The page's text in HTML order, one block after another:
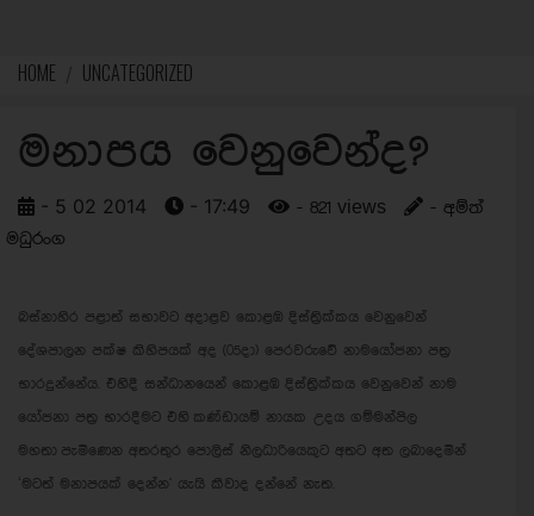
HOME UNCATEGORIZED
මනාපය වෙනුවෙන්ද?
- 5 02 2014 - 17:49 - 821 views
- අම්ත්
මධුරංග
බස්නාහිර පළාත් සභාවට අදාළව කොළඹ දිස්ත්‍රික්කය වෙනුවෙන්
දේශපාලන පක්ෂ කිහිපයක් අද (05දා) පෙරවරුවේ නාමයෝජනා පත්‍ර
භාරදුන්නේය. එහිදී සන්ධානයෙන් කොළඹ දිස්ත්‍රික්කය වෙනුවෙන් නාම
යෝජනා පත්‍ර භාරදීමට එහි කණ්ඩායම් නායක උදය ගම්මන්පිල
මහතා පැමිණෙන අතරතුර පොලිස් නිලධාරියෙකුට අතට අත ලබාදෙමින්
‘මටත් මනාපයක් දෙන්න' යැයි කීවාද දන්නේ නැත.